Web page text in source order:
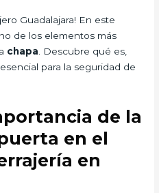
Guadalajara! En este
de los elementos más
chapa . Descubre qué es,
para la seguridad de
de la
en el
en